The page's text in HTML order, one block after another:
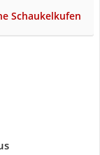
Schaukelkufen